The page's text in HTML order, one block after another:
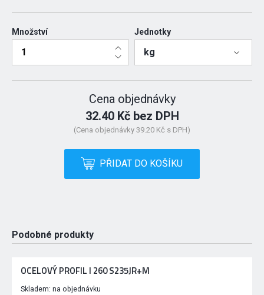
Množství Jednotky
kg
Cena objednávky
32.40 Kč bez DPH
(Cena objednávky 39.20 Kč s DPH)
PŘIDAT DO KOŠÍKU
Podobné produkty
OCELOVÝ PROFIL I 260 S235JR+M
Skladem: na objednávku